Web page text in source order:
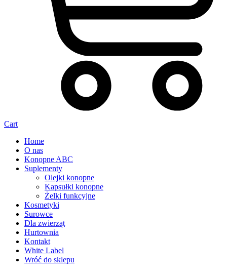
Cart
Home
O nas
Konopne ABC
Suplementy
Olejki konopne
Kapsułki konopne
Żelki funkcyjne
Kosmetyki
Surowce
Dla zwierząt
Hurtownia
Kontakt
White Label
Wróć do sklepu